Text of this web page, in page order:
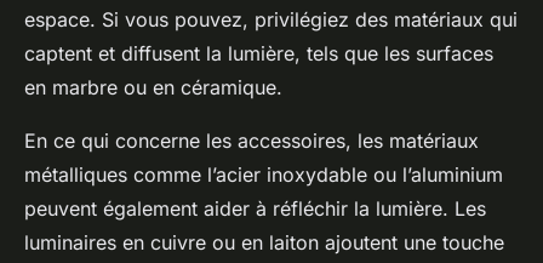
espace. Si vous pouvez, privilégiez des matériaux qui
captent et diffusent la lumière, tels que les surfaces
en marbre ou en céramique.
En ce qui concerne les accessoires, les matériaux
métalliques comme l’acier inoxydable ou l’aluminium
peuvent également aider à réfléchir la lumière. Les
luminaires en cuivre ou en laiton ajoutent une touche